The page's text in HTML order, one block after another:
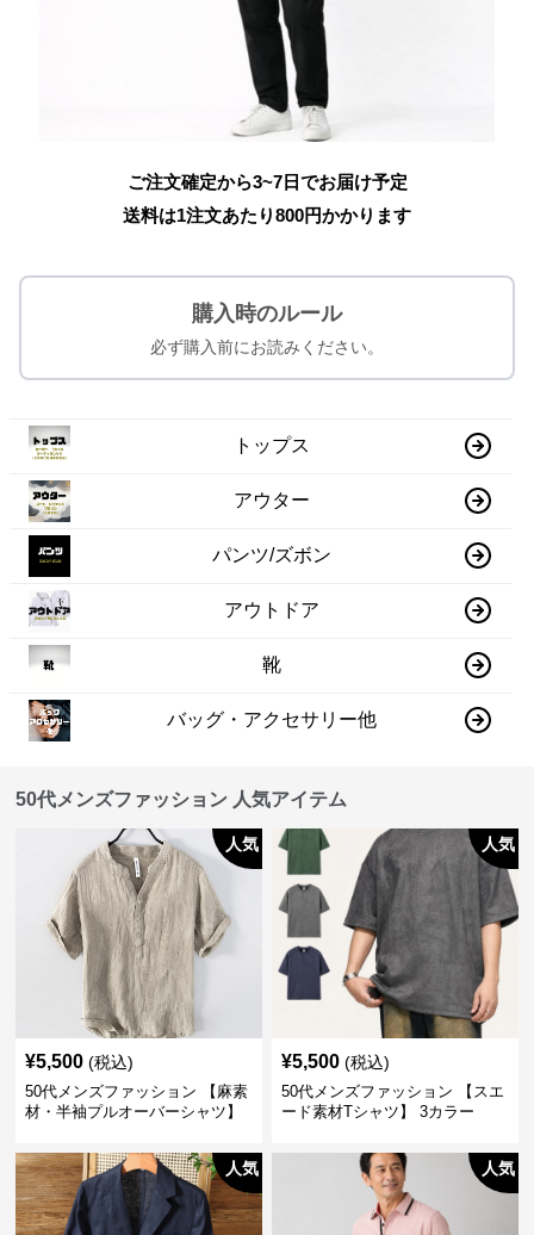
ご注文確定から3~7日でお届け予定
送料は1注文あたり800円かかります
購入時のルール
必ず購入前にお読みください。
トップス
アウター
パンツ/ズボン
アウトドア
靴
バッグ・アクセサリー他
50代メンズファッション 人気アイテム
人気
¥5,500 (税込)
50代メンズファッション 【麻素
材・半袖プルオーバーシャツ】
人気
¥5,500 (税込)
50代メンズファッション 【スエ
ード素材Tシャツ】 3カラー
人気 人気